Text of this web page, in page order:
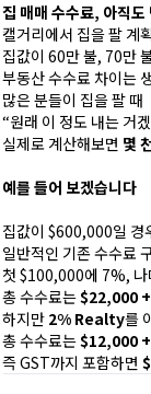
집 매매 수수료, 아직
캘거리에서 집을 팔 계
집값이 60만 불, 70만
부동산 수수료 차이는
많은 분들이 집을 팔 때
“원래 이 정도 내는 거
실제로 계산해보면 몇
예를 들어 보겠습니다
집값이 $600,000일 경
일반적인 기존 수수료
첫 $100,000에 7%,
총 수수료는$22,000
하지만 2% Realty를
총 수수료는$12,000
즉 GST까지 포함하면